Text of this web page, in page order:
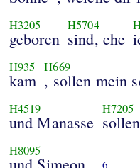
H3205
geboren
H5704
sind, ehe
H935
kam
H669
, sollen mein
H4519
und Manasse
H7205
H8095
6